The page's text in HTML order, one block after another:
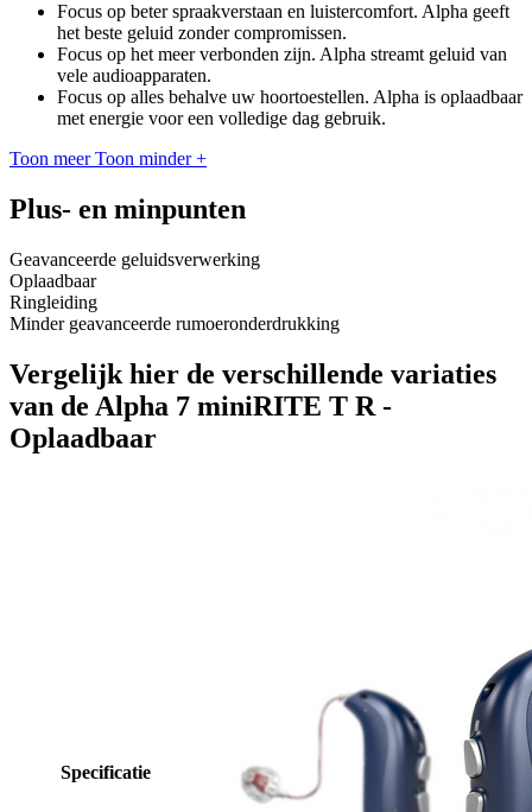
Focus op beter spraakverstaan en luistercomfort. Alpha geeft
het beste geluid zonder compromissen.
Focus op het meer verbonden zijn. Alpha streamt geluid van
vele audioapparaten.
Focus op alles behalve uw hoortoestellen. Alpha is oplaadbaar
met energie voor een volledige dag gebruik.
Toon meer Toon minder +
Plus- en minpunten
Geavanceerde geluidsverwerking
Oplaadbaar
Ringleiding
Minder geavanceerde rumoeronderdrukking
Vergelijk hier de verschillende variaties
van de Alpha 7 miniRITE T R -
Oplaadbaar
Specificatie